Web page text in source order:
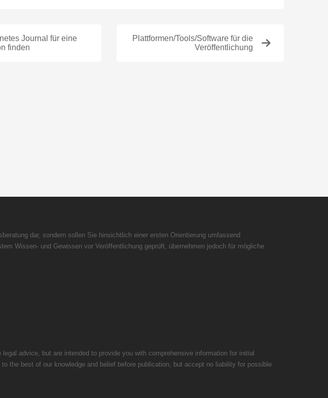
Journal für eine
finden
Plattformen/Tools/Software für die
Veröffentlichung
dar, sondern sollen Sie hinsichtlich einer ersten Orientierung umfassend
Wissen- und Gewissen vor Veröffentlichung geprüft, übernehmen jedoch für mögliche
advice, but are intended to provide you with comprehensive information for initial
the best of our knowledge and belief before publication, but accept no liability for possible